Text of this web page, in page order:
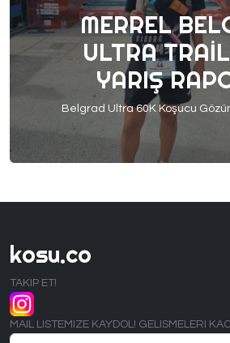
MERREL
ULTRA
YARIŞ
kosu.co
TAKIP ET!
MAIL LISTEMIZE KAYDOL! GELISMELERI